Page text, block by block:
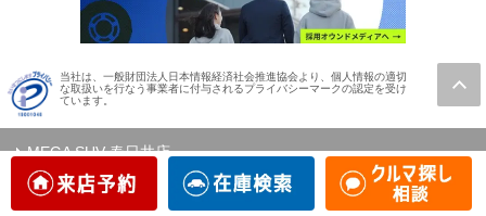
当社は、一般財団法人日本情報経済社会推進協会より、個人情報の適切
な取扱いを行なう事業者に付与されるプライバシーマークの認定を受け
ています。
MEGA SUV 春日井店
MEGA SUV 知立店